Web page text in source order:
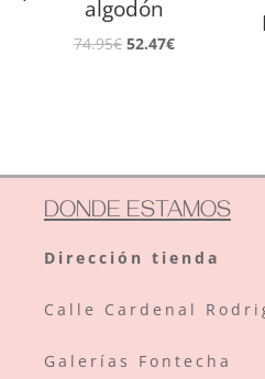
algodón
74.95€El
52.47€El
DONDE ESTAMOS
Dirección tienda
Calle Cardenal
Galerías Fontecha